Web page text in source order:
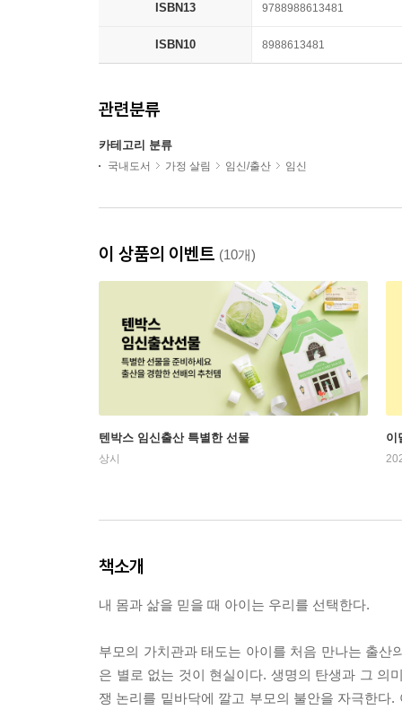
ISBN13 9788988613481
ISBN10 8988613481
관련분류
카테고리 분류
국내도서 가정 살림 임신/출산 임신
이 상품의 이벤트 (10개)
텐박스 임신출산 특별한 선물
상시
이
책소개
내 몸과 삶을 믿을 때 아이는 우리를 선택한다.
부모의 가치관과 태도는 아이를 처음 만나는 출
은 별로 없는 것이 현실이다. 생명의 탄생과 그 의
쟁 논리를 밑바닥에 깔고 부모의 불안을 자극한다